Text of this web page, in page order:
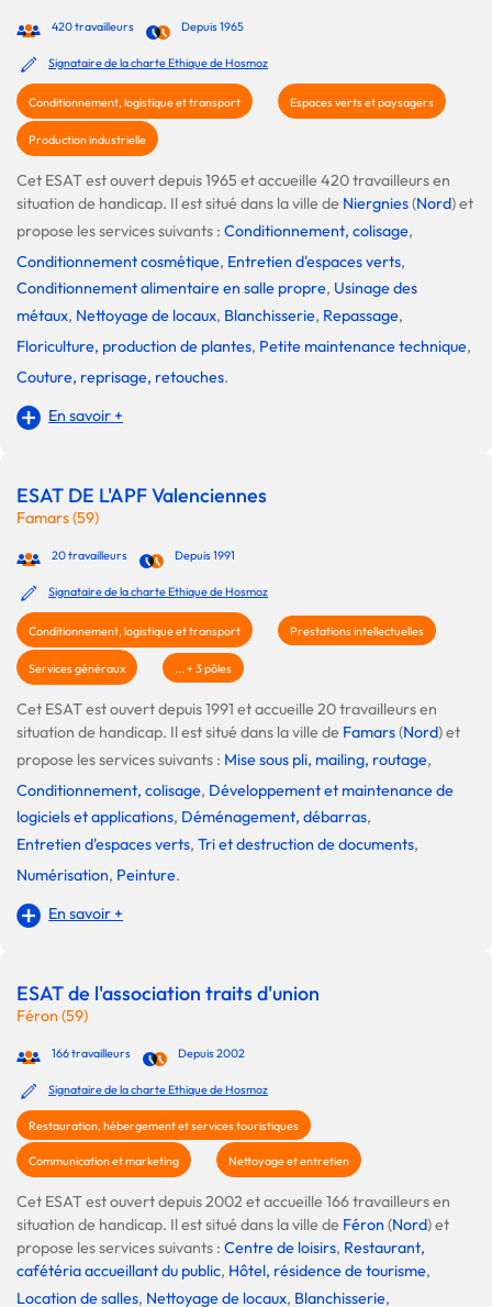
420 travailleurs Depuis 1965
Signataire de la charte Ethique de Hosmoz
Conditionnement, logistique et transport Espaces verts et paysagers
Production industrielle
Cet ESAT est ouvert depuis 1965 et accueille 420 travailleurs en
situation de handicap. Il est situé dans la ville de Niergnies(Nord) et
propose les services suivants : Conditionnement, colisage,
Conditionnement cosmétique, Entretien d'espaces verts,
Conditionnement alimentaire en salle propre, Usinage des
métaux, Nettoyage de locaux, Blanchisserie, Repassage,
Floriculture, production de plantes, Petite maintenance technique,
Couture, reprisage, retouches.
En savoir +
ESAT DE L'APF Valenciennes
Famars (59)
20 travailleurs Depuis 1991
Signataire de la charte Ethique de Hosmoz
Conditionnement, logistique et transport Prestations intellectuelles
Services généraux ... + 3 pôles
Cet ESAT est ouvert depuis 1991 et accueille 20 travailleurs en
situation de handicap. Il est situé dans la ville de Famars(Nord) et
propose les services suivants : Mise sous pli, mailing, routage,
Conditionnement, colisage, Développement et maintenance de
logiciels et applications, Déménagement, débarras,
Entretien d'espaces verts, Tri et destruction de documents,
Numérisation, Peinture.
En savoir +
ESAT de l'association traits d'union
Féron (59)
166 travailleurs Depuis 2002
Signataire de la charte Ethique de Hosmoz
Restauration, hébergement et services touristiques
Communication et marketing Nettoyage et entretien
Cet ESAT est ouvert depuis 2002 et accueille 166 travailleurs en
situation de handicap. Il est situé dans la ville de Féron (Nord) et
propose les services suivants : Centre de loisirs, Restaurant,
cafétéria accueillant du public, Hôtel, résidence de tourisme,
Location de salles, Nettoyage de locaux, Blanchisserie,